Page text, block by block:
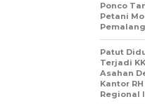
Ponco
Petani
Pemalang
Patut
Terjadi
Asahan
Kantor RH
Regional